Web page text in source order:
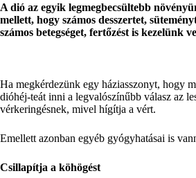
A dió az egyik legmegbecsültebb
mellett, hogy számos desszertet,
számos betegséget, fertőzést is kezelünk
Ha megkérdezünk egy háziasszonyt, hogy
dióhéj-teát inni a legvalószínűbb válasz az
vérkeringésnek, mivel hígítja a vért.
Emellett azonban egyéb gyógyhatásai is
Csillapítja a köhögést